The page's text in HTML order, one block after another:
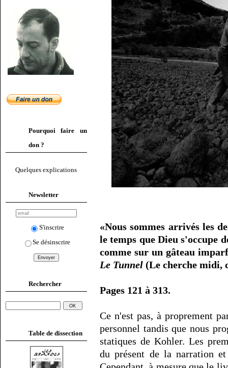
Pourquoi faire un
don ?
Quelques explications
Newsletter
S'inscrire
Se désinscrire
Rechercher
Table de dissection
«Nous sommes arrivés les
le temps que Dieu s'occupe
comme sur un gâteau
Le Tunnel (Le cherche midi,
Pages 121 à 313.
Ce n'est pas, à proprement
personnel tandis que nous
statiques de Kohler. Les
du présent de la narration